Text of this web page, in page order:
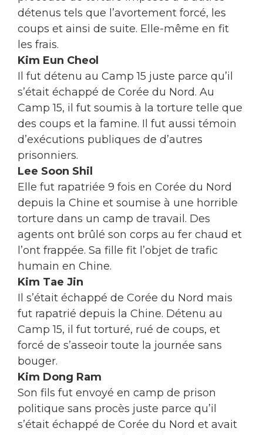
détenus tels que l’avortement forcé, les
coups et ainsi de suite. Elle-même en fit
les frais.
Kim Eun Cheol
Il fut détenu au Camp 15 juste parce qu’il
s’était échappé de Corée du Nord. Au
Camp 15, il fut soumis à la torture telle que
des coups et la famine. Il fut aussi témoin
d’exécutions publiques de d’autres
prisonniers.
Lee Soon Shil
Elle fut rapatriée 9 fois en Corée du Nord
depuis la Chine et soumise à une horrible
torture dans un camp de travail. Des
agents ont brûlé son corps au fer chaud et
l’ont frappée. Sa fille fit l’objet de trafic
humain en Chine.
Kim Tae Jin
Il s’était échappé de Corée du Nord mais
fut rapatrié depuis la Chine. Détenu au
Camp 15, il fut torturé, rué de coups, et
forcé de s’asseoir toute la journée sans
bouger.
Kim Dong Ram
Son fils fut envoyé en camp de prison
politique sans procès juste parce qu’il
s’était échappé de Corée du Nord et avait